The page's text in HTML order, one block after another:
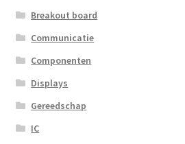
Breakout board
Communicatie
Componenten
Displays
Gereedschap
IC